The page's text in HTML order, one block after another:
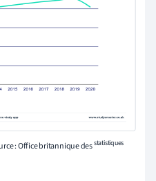
: Office britannique desstatistiques